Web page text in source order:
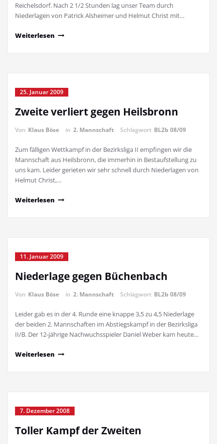
Reichelsdorf. Nach 2 1/2 Stunden lag unser Team durch
Niederlagen von Patrick Alsheimer und Helmut Christ mit…
Weiterlesen
25. Januar 2009
Zweite verliert gegen Heilsbronn
Von Klaus Böse in 2. Mannschaft Schlagwort BL2b 08/09
Zum fälligen Wettkampf in der Bezirksliga II empfingen wir die
Mannschaft aus Heilsbronn, die immerhin in Bestaufstellung zu
uns kam. Leider gerieten wir sehr schnell durch Niederlagen von
Helmut Christ,…
Weiterlesen
11. Januar 2009
Niederlage gegen Büchenbach
Von Klaus Böse in 2. Mannschaft Schlagwort BL2b 08/09
Leider gab es in der 4. Runde eine knappe 3,5 zu 4,5 Niederlage
der beiden 2. Mannschaften im Abstiegskampf in der Bezirksliga
II/B. Der 12-jährige Nachwuchsspieler Daniel Weber kam heute…
Weiterlesen
7. Dezember 2008
Toller Kampf der Zweiten